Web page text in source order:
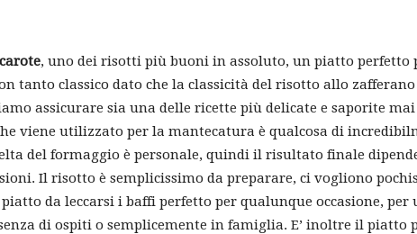
, uno dei risotti più buoni in assoluto, un piatto
tanto classico dato che la classicità del risotto allo
assicurare sia una delle ricette più delicate e saporite
viene utilizzato per la mantecatura è qualcosa di
del formaggio è personale, quindi il risultato finale
Il risotto è semplicissimo da preparare, ci vogliono
da leccarsi i baffi perfetto per qualunque occasione, per
di ospiti o semplicemente in famiglia. E’ inoltre il piatto